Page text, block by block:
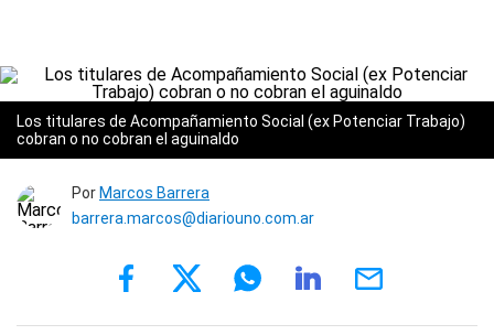
Los titulares de Acompañamiento Social (ex Potenciar Trabajo)
cobran o no cobran el aguinaldo
Por Marcos Barrera
barrera.marcos@diariouno.com.ar